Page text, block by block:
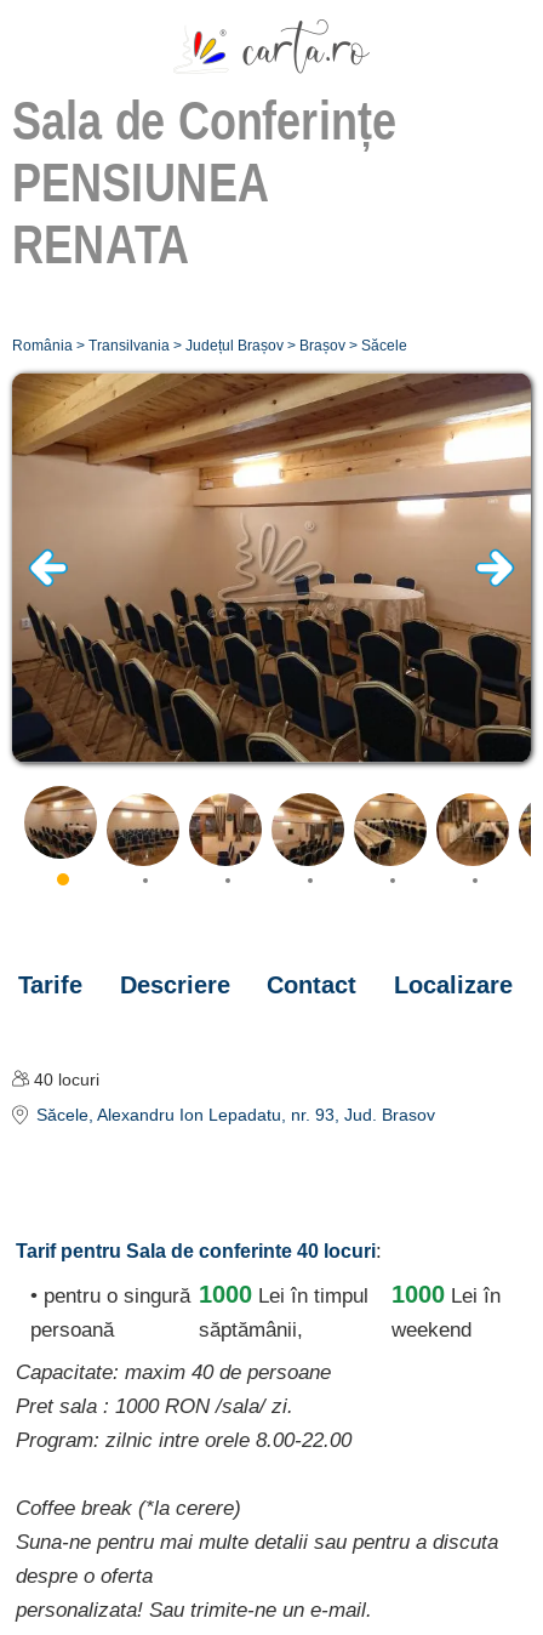
Sala de Conferințe
PENSIUNEA
RENATA
România > Transilvania > Județul Brașov > Brașov > Săcele
Tarife Descriere Contact Localizare
40 locuri
Săcele, Alexandru Ion Lepadatu, nr. 93, Jud. Brasov
Tarif pentru Sala de conferinte 40 locuri:
• pentru o singură
persoană
1000 Lei în timpul
săptămânii,
1000 Lei în
weekend
Capacitate: maxim 40 de persoane
Pret sala : 1000 RON /sala/ zi.
Program: zilnic intre orele 8.00-22.00
Coffee break (*la cerere)
Suna-ne pentru mai multe detalii sau pentru a discuta
despre o oferta
personalizata! Sau trimite-ne un e-mail.